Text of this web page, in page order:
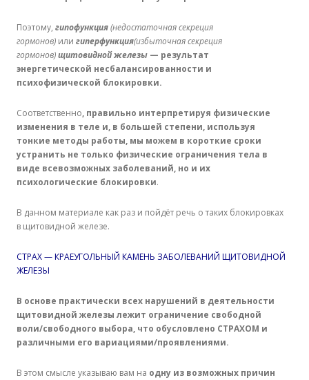
Поэтому, гипофункция(недостаточная секреция
гормонов) или гиперфункция(избыточная секреция
гормонов)щитовидной железы — результат
энергетической несбалансированности и
психофизической блокировки.
Соответственно, правильно интерпретируя физические
изменения в теле и, в большей степени, используя
тонкие методы работы, мы можем в короткие сроки
устранить не только физические ограничения тела в
виде всевозможных заболеваний, но и их
психологические блокировки.
В данном материале как раз и пойдёт речь о таких блокировках
в щитовидной железе.
СТРАХ — КРАЕУГОЛЬНЫЙ КАМЕНЬ ЗАБОЛЕВАНИЙ ЩИТОВИДНОЙ
ЖЕЛЕЗЫ
В основе практически всех нарушений в деятельности
щитовидной железы лежит ограничение свободной
воли/свободного выбора, что обусловлено СТРАХОМ и
различными его вариациями/проявлениями.
В этом смысле указываю вам на одну из возможных причин